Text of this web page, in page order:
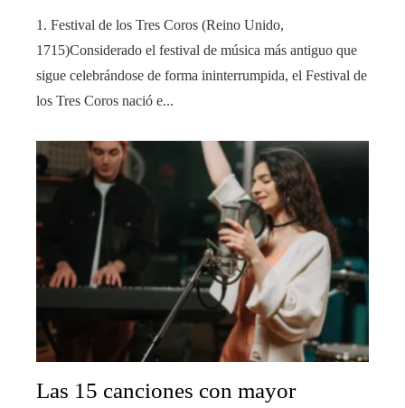
1. Festival de los Tres Coros (Reino Unido,
1715)Considerado el festival de música más antiguo que
sigue celebrándose de forma ininterrumpida, el Festival de
los Tres Coros nació e...
Las 15 canciones con mayor